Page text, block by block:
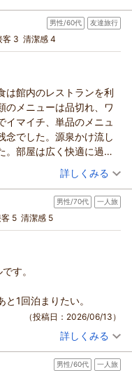
（返信日：2026/07/20）
りがあるとさらに助かり
ルが温泉の成分で黒っぽ
汚れのようにも見えか
ろしくお願いします。
和洋室 食事なし
/税込)
有難うございます。ま
上げます。ご指摘のあ
の検討とさせて頂きた
スタッフ一同精進して
のご利用お待ちしてお
（返信日：2026/07/13）
男性/60代 友達旅行
客 3 清潔感 4
は館内のレストランを利
のメニューは品切れ、ワ
イマイチ、単品のメニュ
念でした。源泉かけ流し
。部屋は広く快適に過ご
（投稿日：2026/07/03）
ツイン 食事なし
/税込)
難うございます。又、
げます。当日はレスト
けない内容で大変申し
ただいた件に付きまして
も改善出来るように
に喜んで頂けるよう精
詳しくみる
男性/70代 一人旅
5 清潔感 5
す。
1回泊まりたい。
（投稿日：2026/06/13）
食事なし
詳しくみる
男性/60代 一人旅